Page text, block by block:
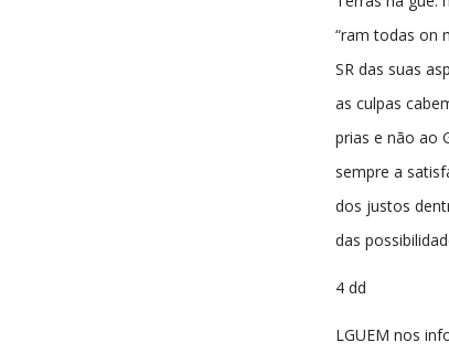
“ram todas on
SR das suas
as culpas
prias e não ao
sempre a
dos justos
das
4 dd
LGUEM nos